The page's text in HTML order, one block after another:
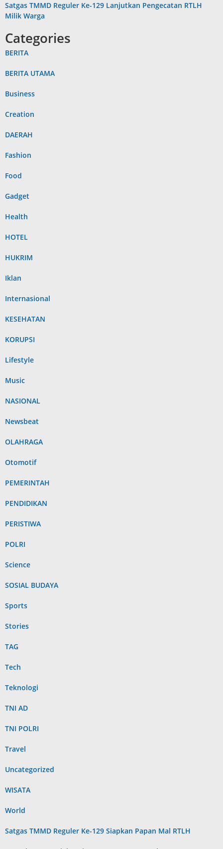
Satgas TMMD Reguler Ke-129 Lanjutkan Pengecatan RTLH
Milik Warga
Categories
BERITA
BERITA UTAMA
Business
Creation
DAERAH
Fashion
Food
Gadget
Health
HOTEL
HUKRIM
Iklan
Internasional
KESEHATAN
KORUPSI
Lifestyle
Music
NASIONAL
Newsbeat
OLAHRAGA
Otomotif
PEMERINTAH
PENDIDIKAN
PERISTIWA
POLRI
Science
SOSIAL BUDAYA
Sports
Stories
TAG
Tech
Teknologi
TNI AD
TNI POLRI
Travel
Uncategorized
WISATA
World
Satgas TMMD Reguler Ke-129 Siapkan Papan Mal RTLH